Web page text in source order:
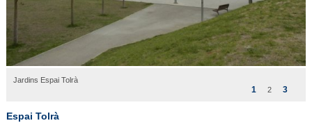
Jardins Espai Tolrà
1 2 3
Espai Tolrà